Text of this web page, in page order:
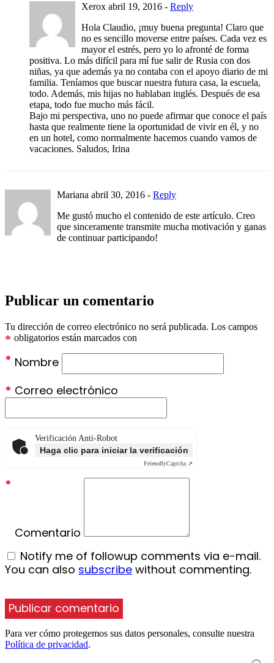
Xerox abril 19, 2016 - Reply
Hola Claudio, ¡muy buena pregunta! Claro que
no es sencillo moverse entre países. Cada vez es
mayor el estrés, pero yo lo afronté de forma
positiva. Lo más difícil para mí fue salir de Rusia con dos
niñas, ya que además ya no contaba con el apoyo diario de mi
familia. Teníamos que buscar nuestra futura casa, la escuela,
todo. Además, mis hijas no hablaban inglés. Después de esa
etapa, todo fue mucho más fácil.
Bajo mi perspectiva, uno no puede afirmar que conoce el país
hasta que realmente tiene la oportunidad de vivir en él, y no
en un hotel, como normalmente hacemos cuando vamos de
vacaciones. Saludos, Irina
Mariana abril 30, 2016 - Reply
Me gustó mucho el contenido de este artículo. Creo
que sinceramente transmite mucha motivación y ganas
de continuar participando!
Publicar un comentario
Tu dirección de correo electrónico no será publicada. Los campos
obligatorios están marcados con
*
Nombre
*
Correo electrónico
*
Verificación Anti-Robot
Haga clic para iniciar la verificación
FriendlyCaptcha ⇗
Comentario
*
Notify me of followup comments via e-mail.
You can also subscribe without commenting.
Para ver cómo protegemos sus datos personales, consulte nuestra
Política de privacidad.